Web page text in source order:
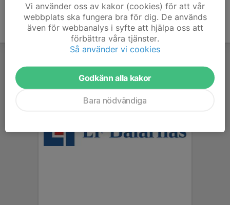
Vi använder oss av kakor (cookies) för att vår
webbplats ska fungera bra för dig. De används
även för webbanalys i syfte att hjälpa oss att
förbättra våra tjänster.
Så använder vi cookies
Godkänn alla kakor
Bara nödvändiga